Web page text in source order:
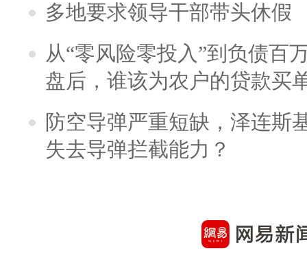
多地要求领导干部带头休假
从“零风险零投入”到负债百
盘后，谁该为农户的贷款买
防空导弹严重短缺，泽连斯
失去导弹拦截能力？